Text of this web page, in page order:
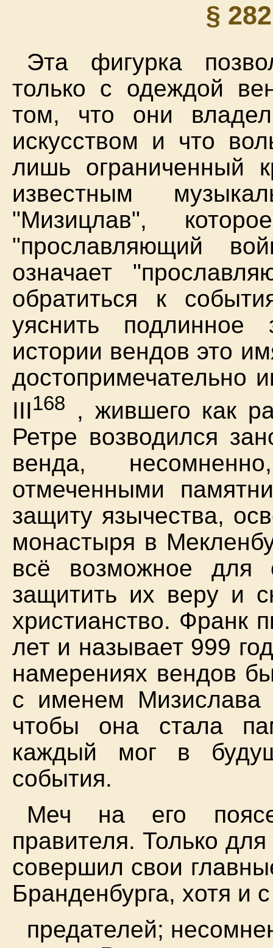
§
Эта фигурка
только с одеждой
том, что они
искусством и что
лишь ограниченный
известным
"Мизицлав",
"прославляющий
означает
обратиться к
уяснить подлинное
истории вендов это
достопримечательно
III168
, жившего как
Ретре возводился
венда,
отмеченными
защиту язычества,
монастыря в
всё возможное для
защитить их веру и
христианство. Франк
лет и называет 999
намерениях вендов
с именем Мизислава
чтобы она стала
каждый мог в
события.
Меч на его
правителя. Только
совершил свои
Бранденбурга, хотя и
предателей;